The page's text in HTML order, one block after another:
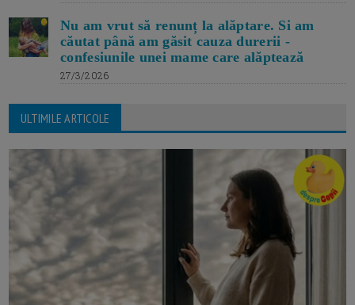
Nu am vrut să renunț la alăptare. Si am
căutat până am găsit cauza durerii -
confesiunile unei mame care alăptează
27/3/2026
ULTIMILE ARTICOLE